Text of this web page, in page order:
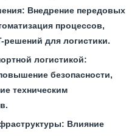
Внедрение передовых
процессов,
решений для логистики.
логистикой:
безопасности,
техническим
Влияние